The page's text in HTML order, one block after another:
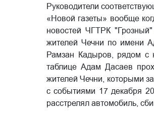
Руководители
«Новой газеты» вообще
новостей ЧГТРК
жителей Чечни по имени
Рамзан Кадыров, рядом
таблице Адам Дасаев
жителей Чечни, которыми
с событиями 17 декабря
расстрелял автомобиль,